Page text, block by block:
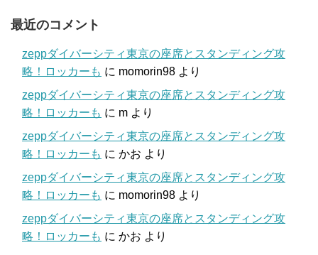
最近のコメント
zeppダイバーシティ東京の座席とスタンディング攻
略！ロッカーも に momorin98 より
zeppダイバーシティ東京の座席とスタンディング攻
略！ロッカーも に m より
zeppダイバーシティ東京の座席とスタンディング攻
略！ロッカーも に かお より
zeppダイバーシティ東京の座席とスタンディング攻
略！ロッカーも に momorin98 より
zeppダイバーシティ東京の座席とスタンディング攻
略！ロッカーも に かお より